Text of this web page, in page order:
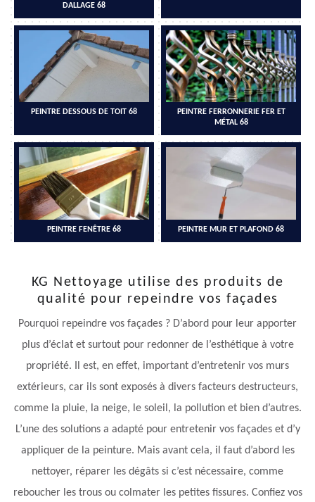
DALLAGE 68
PEINTRE DESSOUS DE TOIT 68
PEINTRE FERRONNERIE FER ET
MÉTAL 68
PEINTRE FENÊTRE 68 PEINTRE MUR ET PLAFOND 68
KG Nettoyage utilise des produits de
qualité pour repeindre vos façades
Pourquoi repeindre vos façades ? D’abord pour leur apporter
plus d’éclat et surtout pour redonner de l’esthétique à votre
propriété. Il est, en effet, important d’entretenir vos murs
extérieurs, car ils sont exposés à divers facteurs destructeurs,
comme la pluie, la neige, le soleil, la pollution et bien d’autres.
L’une des solutions a adapté pour entretenir vos façades et d’y
appliquer de la peinture. Mais avant cela, il faut d’abord les
nettoyer, réparer les dégâts si c’est nécessaire, comme
reboucher les trous ou colmater les petites fissures. Confiez vos